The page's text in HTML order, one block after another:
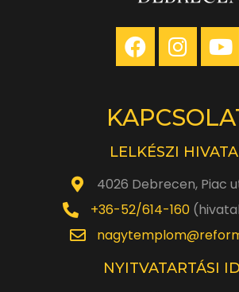
LELKÉSZI
4026 Debrecen, Piac
+36-52/614-160
NYITVATARTÁSI